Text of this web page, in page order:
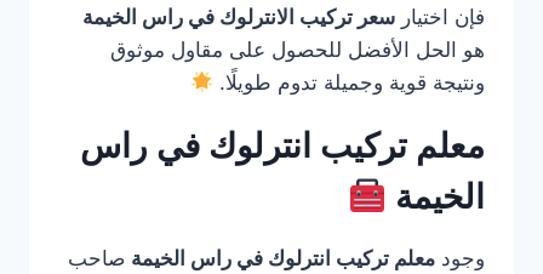
فإن اختيار سعر تركيب الانترلوك في راس الخيمة
هو الحل الأفضل للحصول على مقاول موثوق
ونتيجة قوية وجميلة تدوم طويلًا.
معلم تركيب انترلوك في راس
الخيمة
وجود معلم تركيب انترلوك في راس الخيمة صاحب